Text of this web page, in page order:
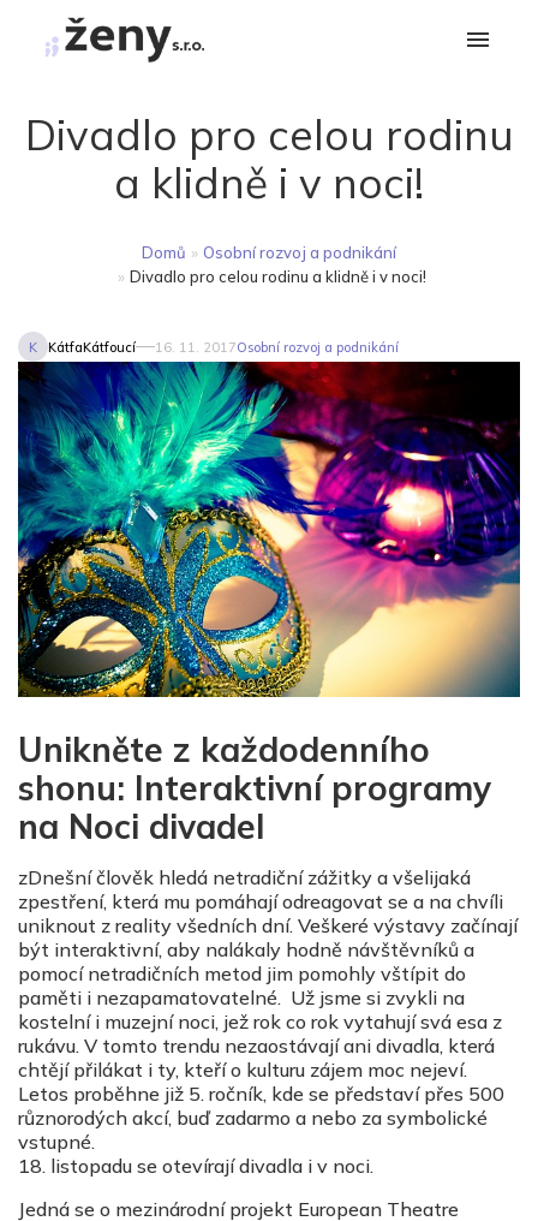
Divadlo pro celou rodinu
a klidně i v noci!
Domů » Osobní rozvoj a podnikání
» Divadlo pro celou rodinu a klidně i v noci!
K KátfaKátfoucí 16. 11. 2017Osobní rozvoj a podnikání
Unikněte z každodenního
shonu: Interaktivní programy
na Noci divadel
zDnešní člověk hledá netradiční zážitky a všelijaká
zpestření, která mu pomáhají odreagovat se a na chvíli
uniknout z reality všedních dní. Veškeré výstavy začínají
být interaktivní, aby nalákaly hodně návštěvníků a
pomocí netradičních metod jim pomohly vštípit do
paměti i nezapamatovatelné. Už jsme si zvykli na
kostelní i muzejní noci, jež rok co rok vytahují svá esa z
rukávu. V tomto trendu nezaostávají ani divadla, která
chtějí přilákat i ty, kteří o kulturu zájem moc nejeví.
Letos proběhne již 5. ročník, kde se představí přes 500
různorodých akcí, buď zadarmo a nebo za symbolické
vstupné.
18. listopadu se otevírají divadla i v noci.
Jedná se o mezinárodní projekt European Theatre